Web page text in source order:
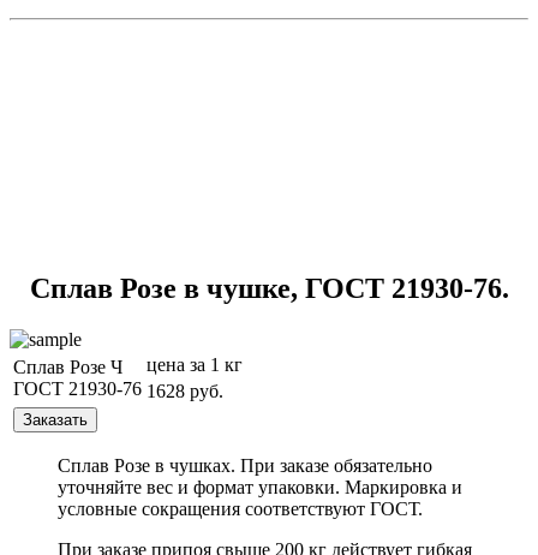
Сплав Розе в чушке, ГОСТ 21930-76.
Сплав Розе Ч
ГОСТ 21930-76
цена за 1 кг
1628 руб.
Сплав Розе в чушках. При заказе обязательно
уточняйте вес и формат упаковки. Маркировка и
условные сокращения соответствуют ГОСТ.
При заказе припоя свыше 200 кг действует гибкая